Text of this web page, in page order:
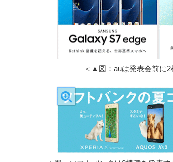
＜▲図：auは発表会前に2